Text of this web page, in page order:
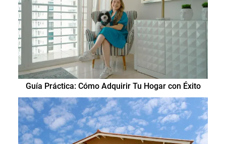
Guía Práctica: Cómo Adquirir Tu Hogar con Éxito